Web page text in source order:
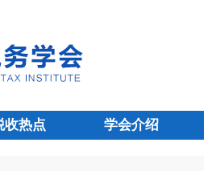
收热点 学会介绍